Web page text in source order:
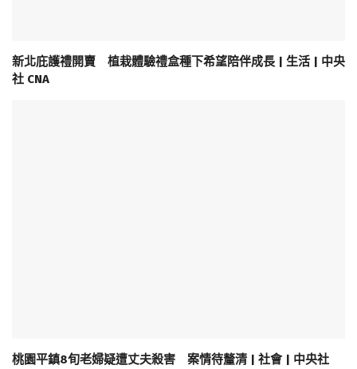
新北庇護禮開賣 植栽體驗禮盒種下希望陪伴成長 | 生活 | 中央
社 CNA
桃園平鎮8旬老婦疑遭丈夫殺害 案情待釐清 | 社會 | 中央社